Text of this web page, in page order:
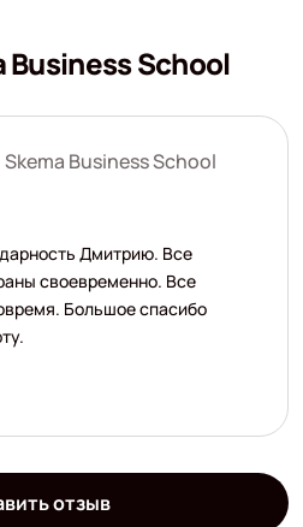
Business School
Skema Business School
Дмитрию. Все
своевременно. Все
Большое спасибо
отзыв